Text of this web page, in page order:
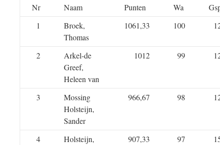
Nr Naam Punten Wa
1
Broek,
Thomas
1061,33 100
2
Arkel-de
Greef,
Heleen van
1012 99
3
Mossing
Holsteijn,
Sander
966,67 98
4
Holsteijn,
907,33 97